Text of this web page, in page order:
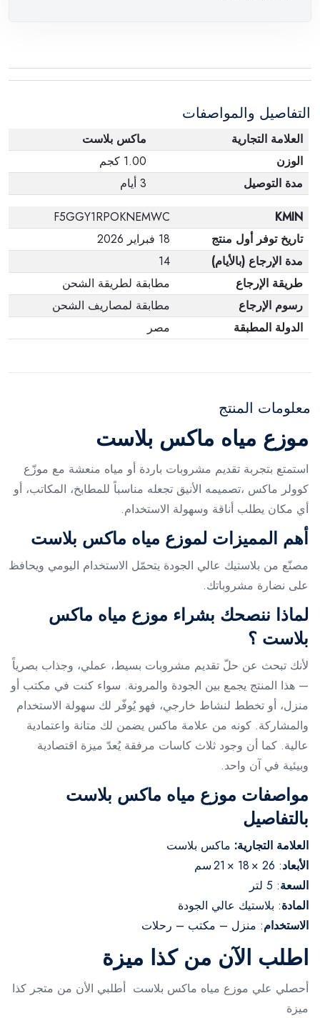
عبوته الأصلية. لاحظ أنه لا يمكن إرجاع المنتجات
وفي عبواتها الأصلية.
التفاصيل والمواصفات
العلامة التجارية
ماكس بلاست
الوزن
1.00 كجم
مدة التوصيل
3 أيام
KMIN
F5GGY1RPOKNEMWC
تاريخ توفر أول منتج
18 فبراير 2026
مدة الإرجاع (بالأيام)
14
طريقة الإرجاع
مطابقة لطريقة الشحن
رسوم الإرجاع
مطابقة لمصاريف الشحن
الدولة المطبقة
مصر
معلومات المنتج
موزع مياه ماكس بلاست
استمتع بتجربة تقديم مشروبات باردة أو مياه منعشة مع موزّع
كوولر ماكس ،تصميمه الأنيق تجعله مناسباً للمطابخ، المكاتب، أو
أي مكان يطلب أناقة وسهولة الاستخدام.
أهم المميزات لموزع مياه ماكس بلاست
مصنّع من بلاستيك عالي الجودة يتحمّل الاستخدام اليومي ويحافظ
على نضارة مشروباتك.
لماذا ننصحك بشراء موزع مياه ماكس
بلاست ؟
لأنك تبحث عن حلّ تقديم مشروبات بسيط، عملي، وجذاب بصرياً
— هذا المنتج يجمع بين الجودة والمرونة. سواء كنت في مكتب أو
منزل، أو تخطط لنشاط خارجي، فهو يُوفّر لك سهولة الاستخدام
والمشاركة. كونه من علامة ماكس يضمن لك متانة واعتمادية
عالية. كما أن وجود ثلاث كاسات مرفقة يُعدّ ميزة اقتصادية
وبيئية في آن واحد.
مواصفات موزع مياه ماكس بلاست
بالتفاصيل
العلامة التجارية: ماكس بلاست
الأبعاد: 26 × 18 × 21 سم
السعة: 5 لتر
المادة: بلاستيك عالي الجودة
الاستخدام: منزل – مكتب – رحلات
اطلب الآن من كذا ميزة
أحصلي علي موزع مياه ماكس بلاست أطلبي الأن من متجر كذا
ميزة